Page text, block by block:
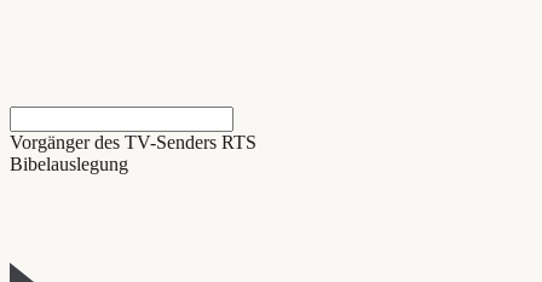
Vorgänger des TV-Senders RTS
Bibelauslegung